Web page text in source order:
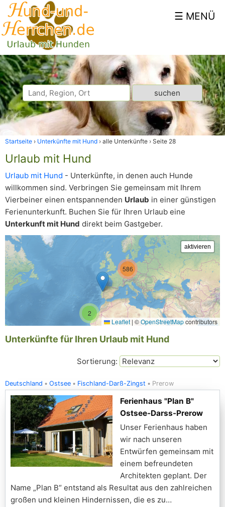
Startseite Unterkünfte mit Hund alle Unterkünfte Seite 28
Urlaub mit Hund
Urlaub mit Hund - Unterkünfte, in denen auch Hunde
willkommen sind. Verbringen Sie gemeinsam mit Ihrem
Vierbeiner einen entspannenden Urlaub in einer günstigen
Ferienunterkunft. Buchen Sie für Ihren Urlaub eine
Unterkunft mit Hund direkt beim Gastgeber.
2
586
Leaflet | ©OpenStreetMapcontributors
Unterkünfte für Ihren Urlaub mit Hund
Sortierung:
Deutschland Ostsee Fischland-Darß-Zingst Prerow
Ferienhaus "Plan B"
Ostsee-Darss-Prerow
Unser Ferienhaus haben
wir nach unseren
Entwürfen gemeinsam mit
einem befreundeten
Architekten geplant. Der
Name „Plan B“ entstand als Resultat aus den zahlreichen
großen und kleinen Hindernissen, die es zu